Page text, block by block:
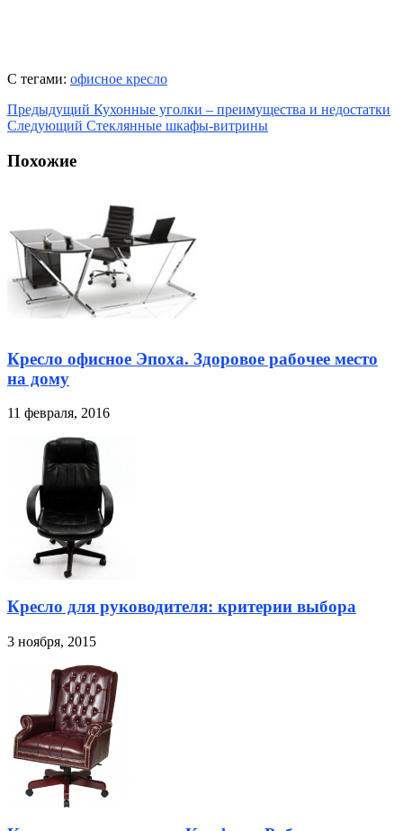
С тегами: офисное кресло
Предыдущий Кухонные уголки – преимущества и недостатки
Следующий Стеклянные шкафы-витрины
Похожие
Кресло офисное Эпоха. Здоровое рабочее место
на дому
11 февраля, 2016
Кресло для руководителя: критерии выбора
3 ноября, 2015